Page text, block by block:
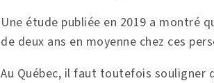
Une étude publiée en 2019 a montré
de deux ans en moyenne chez ces
Au Québec, il faut toutefois souligner